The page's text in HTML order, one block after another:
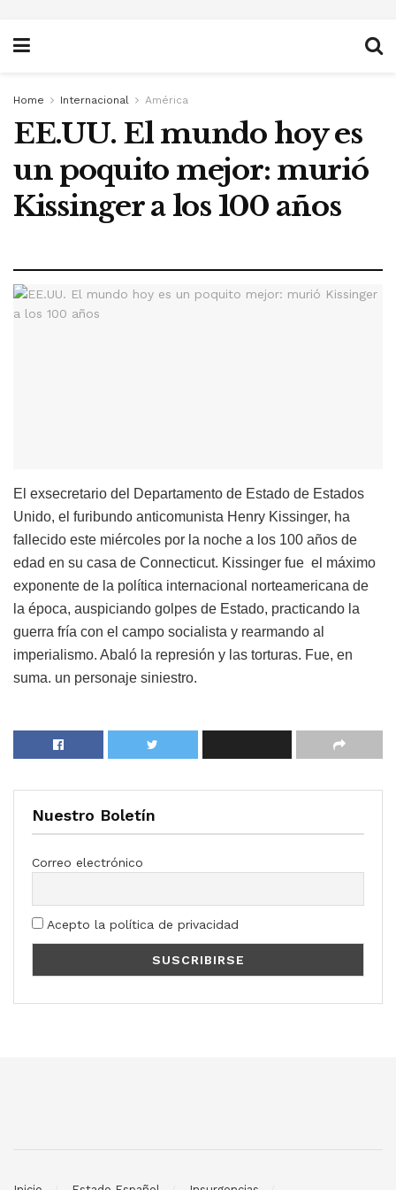
Home Internacional América
EE.UU. El mundo hoy es
un poquito mejor: murió
Kissinger a los 100 años
El exsecretario del Departamento de Estado de Estados
Unido, el furibundo anticomunista Henry Kissinger, ha
fallecido este miércoles por la noche a los 100 años de
edad en su casa de Connecticut. Kissinger fue el máximo
exponente de la política internacional norteamericana de
la época, auspiciando golpes de Estado, practicando la
guerra fría con el campo socialista y rearmando al
imperialismo. Abaló la represión y las torturas. Fue, en
suma. un personaje siniestro.
Nuestro Boletín
Correo electrónico
Acepto la política de privacidad